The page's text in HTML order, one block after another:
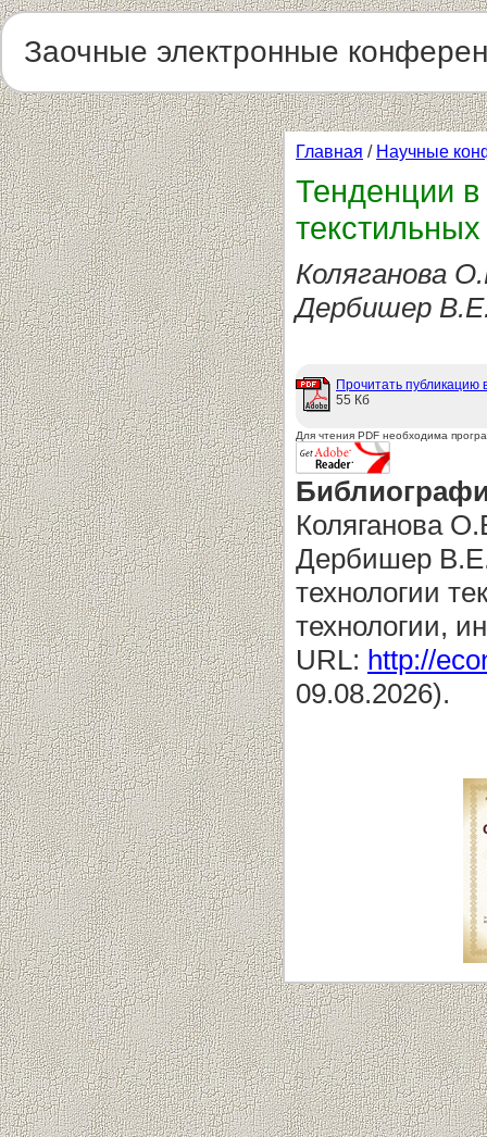
Заочные электронные
Главная / Научные
Тенденции в
Коляганова
Дербишер
Прочитать публикацию
55 Кб
Для чтения PDF необходима
Коляганова
Дербишер
технологии
технологии,
URL: http://
09.08.2026).